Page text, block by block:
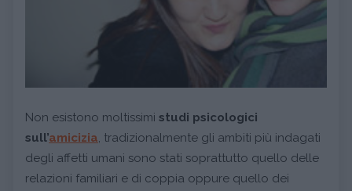
Non esistono moltissimi studi psicologici
sull’amicizia, tradizionalmente gli ambiti più indagati
degli affetti umani sono stati soprattutto quello delle
relazioni familiari e di coppia oppure quello dei